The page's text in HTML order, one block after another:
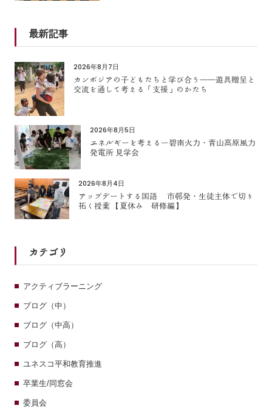
最新記事
2026年8月7日
カンボジアの子どもたちと学び合う――遊具贈呈と
交流を通して考える「支援」のかたち
2026年8月5日
エネルギーを考えるー碧南火力・青山高原風力
発電所 見学会
2026年8月4日
アップデートする国語 市邨発・生徒主体で切り
拓く授業 【夏休み 研修編】
カテゴリ
アクティブラーニング
ブログ（中）
ブログ（中高）
ブログ（高）
ユネスコ平和教育推進
卒業生/同窓会
委員会